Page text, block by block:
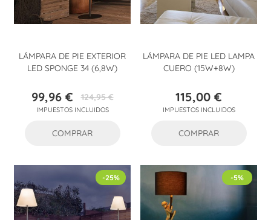
LÁMPARA DE PIE EXTERIOR
LED SPONGE 34 (6,8W)
Precio
99,96 €Precio
base
124,95 €
IMPUESTOS INCLUIDOS
COMPRAR
LÁMPARA DE PIE LED LAMPA
CUERO (15W+8W)
Precio
115,00 €
IMPUESTOS INCLUIDOS
COMPRAR
-25% -5%